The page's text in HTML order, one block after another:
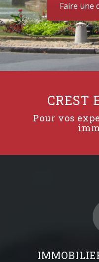
Faire une
CREST
Pour vos